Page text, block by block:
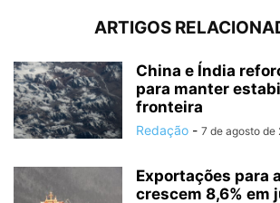
ARTIGOS
China e Índia
para manter
fronteira
Redação - 7 de agosto de
Exportações para
crescem 8,6% em